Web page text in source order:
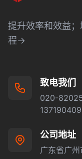
提升效率和效益
程→
致电我们
020-
公司地址
广东省广